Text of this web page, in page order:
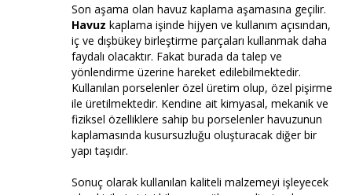
Son aşama olan havuz kaplama aşamasına geçilir.
Havuz kaplama işinde hijyen ve kullanım açısından,
iç ve dışbükey birleştirme parçaları kullanmak daha
faydalı olacaktır. Fakat burada da talep ve
yönlendirme üzerine hareket edilebilmektedir.
Kullanılan porselenler özel üretim olup, özel pişirme
ile üretilmektedir. Kendine ait kimyasal, mekanik ve
fiziksel özelliklere sahip bu porselenler havuzunun
kaplamasında kusursuzluğu oluşturacak diğer bir
yapı taşıdır.
Sonuç olarak kullanılan kaliteli malzemeyi işleyecek